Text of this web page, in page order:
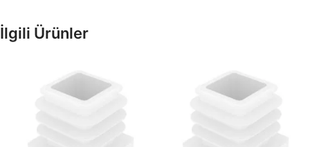
İlgili Ürünler